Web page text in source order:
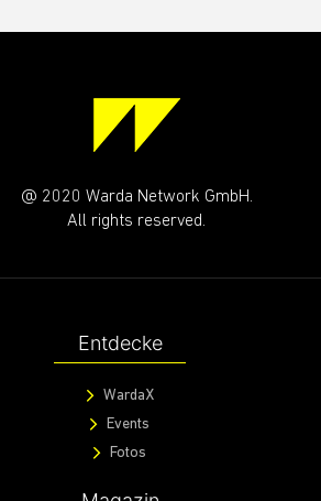
@ 2020 Warda Network GmbH.
All rights reserved.
Entdecke
WardaX
Events
Fotos